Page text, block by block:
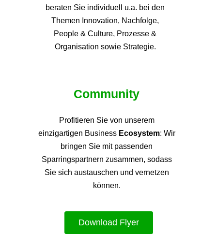
beraten Sie individuell u.a. bei den
Themen Innovation, Nachfolge,
People & Culture, Prozesse &
Organisation sowie Strategie.
Community
Profitieren Sie von unserem
einzigartigen Business Ecosystem: Wir
bringen Sie mit passenden
Sparringspartnern zusammen, sodass
Sie sich austauschen und vernetzen
können.
Download Flyer